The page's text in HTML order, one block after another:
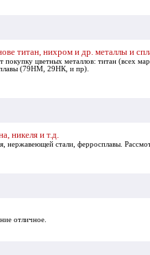
титан, нихром и др. металлы и
покупку цветных металлов: титан (всех
(79HM, 29НК, и пр).
никеля и т.д.
нержавеющей стали, ферросплавы.
отличное.